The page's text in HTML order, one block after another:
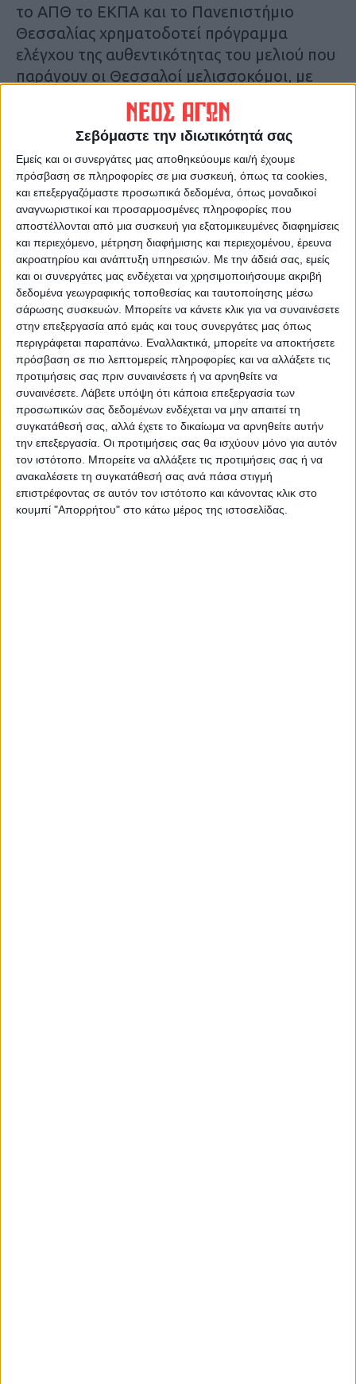
Σεβόμαστε την ιδιωτικότητά σας
Εμείς και οι συνεργάτες μας αποθηκεύουμε και/ή έχουμε
πρόσβαση σε πληροφορίες σε μια συσκευή, όπως τα cookies,
και επεξεργαζόμαστε προσωπικά δεδομένα, όπως μοναδικοί
αναγνωριστικοί και προσαρμοσμένες πληροφορίες που
αποστέλλονται από μια συσκευή για εξατομικευμένες διαφημίσεις
και περιεχόμενο, μέτρηση διαφήμισης και περιεχομένου, έρευνα
ακροατηρίου και ανάπτυξη υπηρεσιών. Με την άδειά σας, εμείς
και οι συνεργάτες μας ενδέχεται να χρησιμοποιήσουμε ακριβή
δεδομένα γεωγραφικής τοποθεσίας και ταυτοποίησης μέσω
σάρωσης συσκευών. Μπορείτε να κάνετε κλικ για να συναινέσετε
στην επεξεργασία από εμάς και τους συνεργάτες μας όπως
περιγράφεται παραπάνω. Εναλλακτικά, μπορείτε να αποκτήσετε
πρόσβαση σε πιο λεπτομερείς πληροφορίες και να αλλάξετε τις
προτιμήσεις σας πριν συναινέσετε ή να αρνηθείτε να
συναινέσετε. Λάβετε υπόψη ότι κάποια επεξεργασία των
προσωπικών σας δεδομένων ενδέχεται να μην απαιτεί τη
συγκατάθεσή σας, αλλά έχετε το δικαίωμα να αρνηθείτε αυτήν
την επεξεργασία. Οι προτιμήσεις σας θα ισχύουν μόνο για αυτόν
τον ιστότοπο. Μπορείτε να αλλάξετε τις προτιμήσεις σας ή να
ανακαλέσετε τη συγκατάθεσή σας ανά πάσα στιγμή
επιστρέφοντας σε αυτόν τον ιστότοπο και κάνοντας κλικ στο
κουμπί "Απορρήτου" στο κάτω μέρος της ιστοσελίδας.
το ΑΠΘ το ΕΚΠΑ και το Πανεπιστήμιο
Θεσσαλίας χρηματοδοτεί πρόγραμμα
ελέγχου της αυθεντικότητας του μελιού που
παράγουν οι Θεσσαλοί μελισσοκόμοι, με
την χρήση σύγχρονης τεχνολογίας ειδικών
βιοδεικτών που μπορούν να ξεχωρίσουν
που παράγεται κάποιο μέλι. Με αυτό τον
τρόπο θα μπορεί ο καταναλωτής να
γνωρίζει και να ενισχύει την αγορά και
στήριξη του μελιού που παράγεται από
περισσότερους των 600 επαγγελματιών
μελισσοκόμων στην περιοχή μας και το
οποίο είναι ανώτερο από πολλά μέλια τα
οποία εισάγονται από την Κίνα, την Τουρκία
κλπ και στη χώρα μας βαφτίζονται ως
Ελληνικά.
Τελευταίες Ειδήσεις Σήμερα
Ακολούθησε την εφημερίδα ΝΕΟΣ
ΑΓΩΝ στο Google News!
Όλες οι εξελίξεις στην περιοχή της
Καρδίτσας και ευρύτερα της Θεσσαλίας